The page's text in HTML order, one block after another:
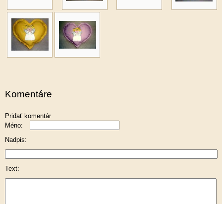
Komentáre
Pridať komentár
Méno:
Nadpis:
Text: